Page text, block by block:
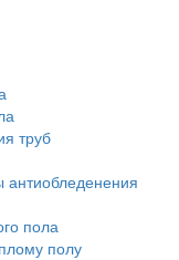
труб
антиобледенения
пола
полу